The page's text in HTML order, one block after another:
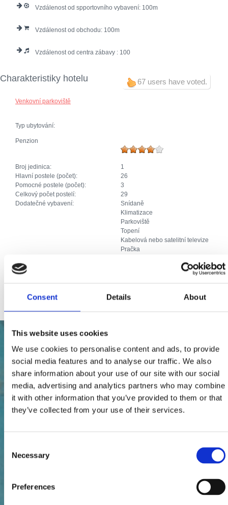
Consent Details About
This website uses cookies
We use cookies to personalise content and ads, to provide
social media features and to analyse our traffic. We also
share information about your use of our site with our social
media, advertising and analytics partners who may combine
it with other information that you’ve provided to them or that
they’ve collected from your use of their services.
Selection
Necessary
Preferences
Vzdálenost od spportovního vybavení: 100
Vzdálenost od obchodu: 100
Vzdálenost od centra zábavy : 100
67 users have voted.
Charakteristiky hotelu
Venkovní parkoviště
Typ ubytování:
Penzion
Broj jedinica:
1
Hlavní postele (počet):
26
Pomocné postele (počet):
3
Celkový počet postelí:
29
Dodatečné vybavení:
Snídaně
Klimatizace
Parkoviště
Topení
Kabelová nebo satelitní televize
Pračka
Další služby:
Mikrovalna pećnica Dječje igralište